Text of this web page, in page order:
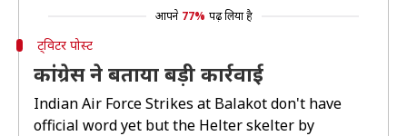
आपने 77% पढ़ लिया है
ट्विटर पोस्ट
कांग्रेस ने बताया बड़ी कार्रवाई
Indian Air Force Strikes at Balakot don't have
official word yet but the Helter skelter by